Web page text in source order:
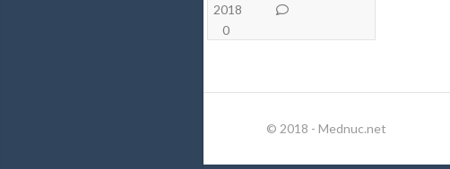
2018
0
© 2018 - Mednuc.net